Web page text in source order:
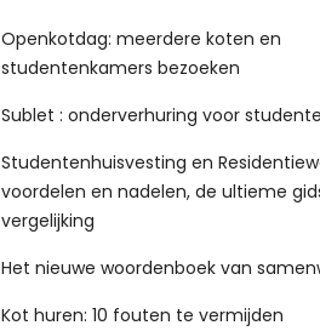
Openkotdag: meerdere koten en
studentenkamers bezoeken
Sublet : onderverhuring voor
Studentenhuisvesting en
voordelen en nadelen, de ultieme
vergelijking
Het nieuwe woordenboek van
Kot huren: 10 fouten te vermijden